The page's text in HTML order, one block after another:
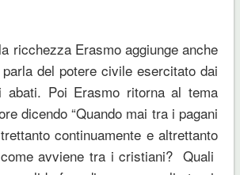
ricchezza Erasmo aggiunge anche
del potere civile esercitato dai
abati. Poi Erasmo ritorna al tema
dicendo “Quando mai tra i pagani
continuamente e altrettanto
avviene tra i cristiani? Quali